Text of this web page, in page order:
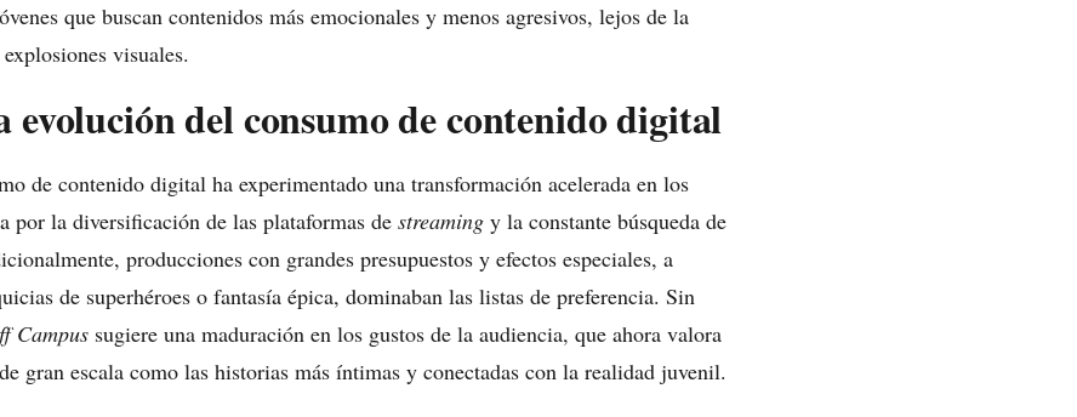
que buscan contenidos más emocionales y menos agresivos, lejos de la
visuales.
evolución del consumo de contenido digital
de contenido digital ha experimentado una transformación acelerada en los
por la diversificación de las plataformas de streaming y la constante búsqueda de
producciones con grandes presupuestos y efectos especiales, a
de superhéroes o fantasía épica, dominaban las listas de preferencia. Sin
Campus sugiere una maduración en los gustos de la audiencia, que ahora valora
gran escala como las historias más íntimas y conectadas con la realidad juvenil.